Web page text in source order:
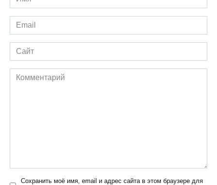
*
Email
*
Сайт
Комментарий
Сохранить моё имя, email и адрес сайта в этом браузере для